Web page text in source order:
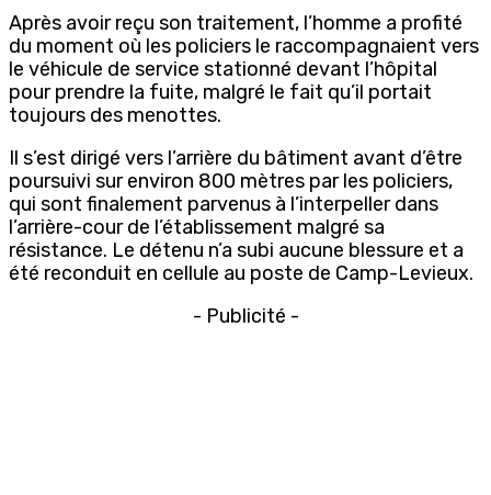
Après avoir reçu son traitement, l’homme a profité
du moment où les policiers le raccompagnaient vers
le véhicule de service stationné devant l’hôpital
pour prendre la fuite, malgré le fait qu’il portait
toujours des menottes.
Il s’est dirigé vers l’arrière du bâtiment avant d’être
poursuivi sur environ 800 mètres par les policiers,
qui sont finalement parvenus à l’interpeller dans
l’arrière-cour de l’établissement malgré sa
résistance. Le détenu n’a subi aucune blessure et a
été reconduit en cellule au poste de Camp-Levieux.
- Publicité -